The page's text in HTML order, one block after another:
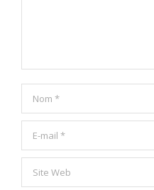
Nom *
E-mail *
Site Web